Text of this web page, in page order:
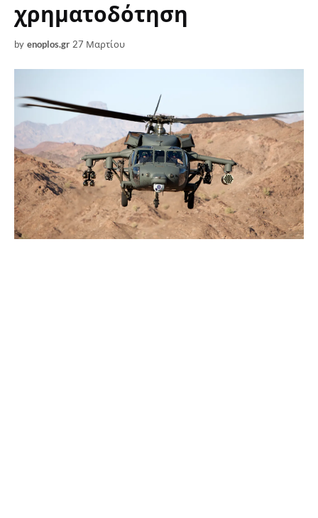
χρηματοδότηση
by enoplos.gr 27 Μαρτίου